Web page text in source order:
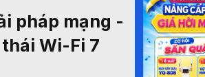
pháp mạng -
Wi-Fi 7